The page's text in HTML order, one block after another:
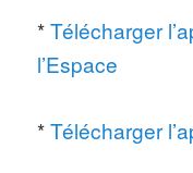
*Télécharger
l’Espace
*Télécharger